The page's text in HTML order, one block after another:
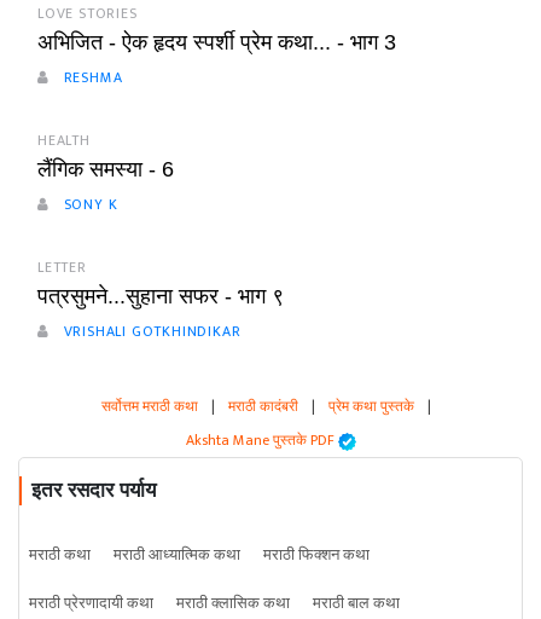
LOVE STORIES
अभिजित - ऐक हृदय स्पर्शी प्रेम कथा... - भाग 3
RESHMA
HEALTH
लैंगिक समस्या - 6
SONY K
LETTER
पत्रसुमने...सुहाना सफर - भाग ९
VRISHALI GOTKHINDIKAR
सर्वोत्तम मराठी कथा | मराठी कादंबरी | प्रेम कथा पुस्तके |
Akshta Mane पुस्तके PDF
इतर रसदार पर्याय
मराठी कथा मराठी आध्यात्मिक कथा
मराठी फिक्शन कथा
मराठी प्रेरणादायी कथा
मराठी क्लासिक कथा
मराठी बाल कथा